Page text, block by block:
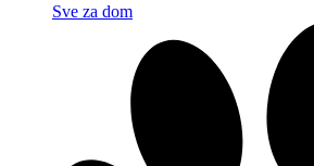
Sve za dom